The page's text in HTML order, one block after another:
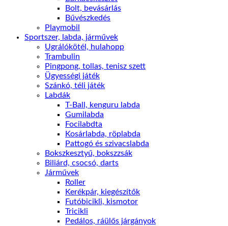
Bolt, bevásárlás
Bűvészkedés
Playmobil
Sportszer, labda, járművek
Ugrálókötél, hulahopp
Trambulin
Pingpong, tollas, tenisz szett
Ügyességi játék
Szánkó, téli játék
Labdák
T-Ball, kenguru labda
Gumilabda
Focilabdta
Kosárlabda, röplabda
Pattogó és szivacslabda
Bokszkesztyű, bokszzsák
Biliárd, csocsó, darts
Járművek
Roller
Kerékpár, kiegészítők
Futóbicikli, kismotor
Tricikli
Pedálos, ráülős járgányok